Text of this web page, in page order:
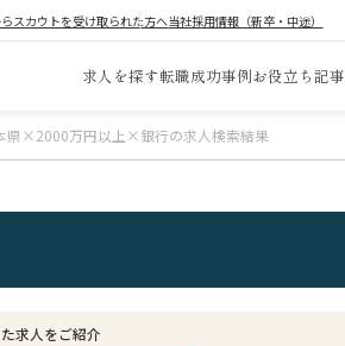
スカウトを受け取られた方へ当社採用情報（新卒・中途）
求人を探す転職成功事例お役立ち記事
県×2000万円以上×銀行の求人検索結果
求人をご紹介